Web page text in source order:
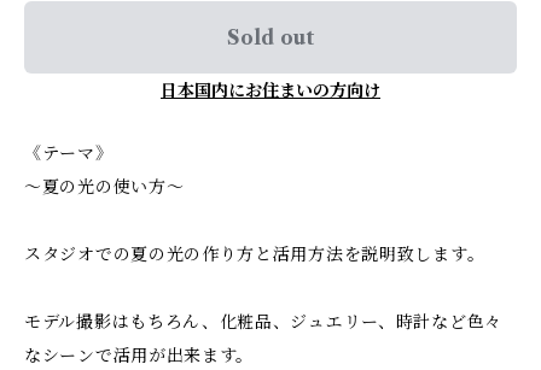
Sold out
日本国内にお住まいの方向け
《テーマ》
〜夏の光の使い方〜
スタジオでの夏の光の作り方と活用方法を説明致します。
モデル撮影はもちろん、化粧品、ジュエリー、時計など色々
なシーンで活用が出来ます。